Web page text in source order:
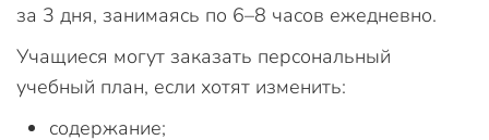
за 3 дня, занимаясь по 6–8 часов ежедневно.
Учащиеся могут заказать персональный
учебный план, если хотят изменить:
содержание;